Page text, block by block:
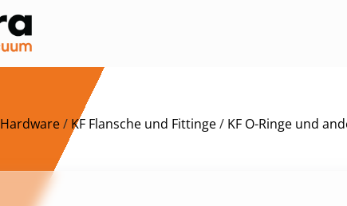
Hardware/ KF Flansche und Fittinge/ KF O-Ringe und